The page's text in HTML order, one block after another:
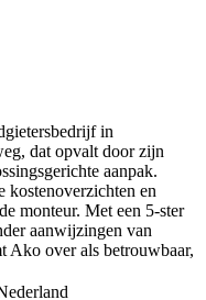
in
dat opvalt door zijn
aanpak.
kostenoverzichten en
monteur. Met een 5‑ster
aanwijzingen van
Ako over als betrouwbaar,